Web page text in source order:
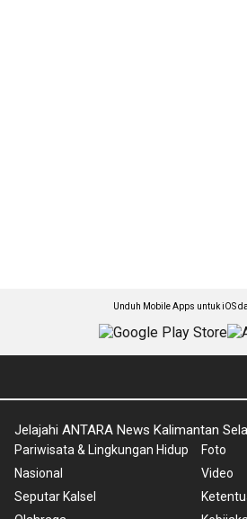
Unduh Mobile Apps untuk iOS
Jelajahi ANTARA News Kalimantan
Pariwisata & Lingkungan Hidup
Nasional
Seputar Kalsel
Foto
Video